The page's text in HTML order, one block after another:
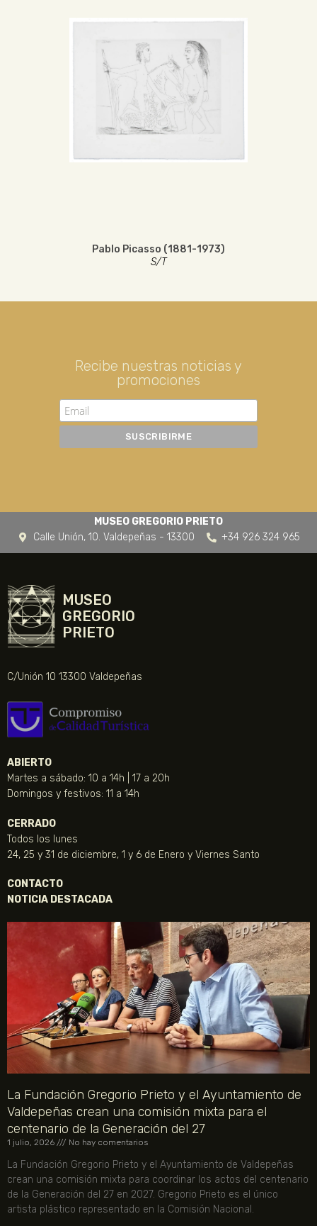
Pablo Picasso (1881-1973)
S/T
Recibe nuestras noticias y
promociones
MUSEO GREGORIO PRIETO
Calle Unión, 10. Valdepeñas - 13300
+34 926 324 965
MUSEO
GREGORIO
PRIETO
C/Unión 10 13300 Valdepeñas
ABIERTO
Martes a sábado: 10 a 14h | 17 a 20h
Domingos y festivos: 11 a 14h
CERRADO
Todos los lunes
24, 25 y 31 de diciembre, 1 y 6 de Enero y Viernes Santo
CONTACTO
NOTICIA DESTACADA
La Fundación Gregorio Prieto y el Ayuntamiento de
Valdepeñas crean una comisión mixta para el
centenario de la Generación del 27
1 julio, 2026 No hay comentarios
La Fundación Gregorio Prieto y el Ayuntamiento de Valdepeñas
crean una comisión mixta para coordinar los actos del centenario
de la Generación del 27 en 2027. Gregorio Prieto es el único
artista plástico representado en la Comisión Nacional.